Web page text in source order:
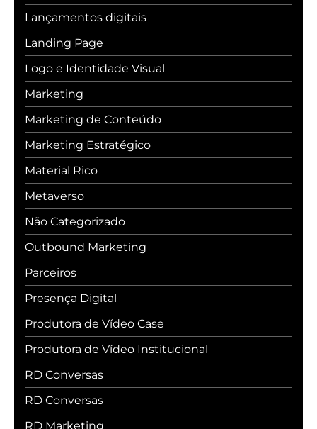
Lançamentos digitais
Landing Page
Logo e Identidade Visual
Marketing
Marketing de Conteúdo
Marketing Estratégico
Material Rico
Metaverso
Não Categorizado
Outbound Marketing
Parceiros
Presença Digital
Produtora de Vídeo Case
Produtora de Vídeo Institucional
RD Conversas
RD Conversas
RD Marketing